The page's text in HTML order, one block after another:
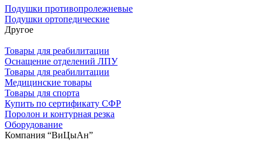
Подушки противопролежневые
Подушки ортопедические
Другое
Товары для реабилитации
Оснащение отделений ЛПУ
Товары для реабилитации
Медицинские товары
Товары для спорта
Купить по сертификату СФР
Поролон и контурная резка
Оборудование
Компания “ВиЦыАн”